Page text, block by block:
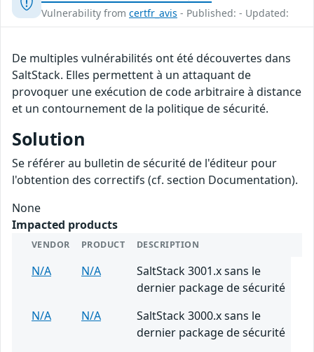
Vulnerability from certfr_avis - Published: - Updated:
De multiples vulnérabilités ont été découvertes dans
SaltStack. Elles permettent à un attaquant de
provoquer une exécution de code arbitraire à distance
et un contournement de la politique de sécurité.
Solution
Se référer au bulletin de sécurité de l'éditeur pour
l'obtention des correctifs (cf. section Documentation).
None
Impacted products
VENDOR PRODUCT DESCRIPTION
N/A N/A
SaltStack 3001.x sans le
dernier package de sécurité
N/A
N/A
SaltStack 3000.x sans le
dernier package de sécurité